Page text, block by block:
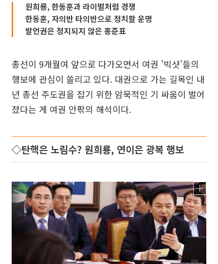
원희룡, 한동훈과 라이벌처럼 경쟁
한동훈, 자의반 타의반으로 정치할 운명
발언권은 정지되지 않은 홍준표
총선이 9개월여 앞으로 다가오면서 여권 '빅샷'들의
행보에 관심이 쏠리고 있다. 대권으로 가는 길목인 내
년 총선 주도권을 잡기 위한 암묵적인 기 싸움이 벌어
졌다는 게 여권 안팎의 해석이다.
◇탄핵은 노림수? 원희룡, 연이은 광복 행보